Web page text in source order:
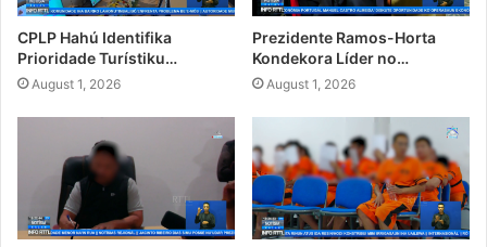
CPLP Hahú Identifika
Prioridade Turístiku…
August 1, 2026
Prezidente Ramos-Horta
Kondekora Líder no…
August 1, 2026